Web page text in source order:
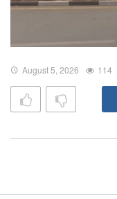
August 5, 2026 114